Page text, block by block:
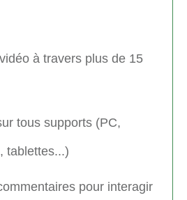
à travers plus de 15
tous supports (PC,
tablettes...)
pour interagir